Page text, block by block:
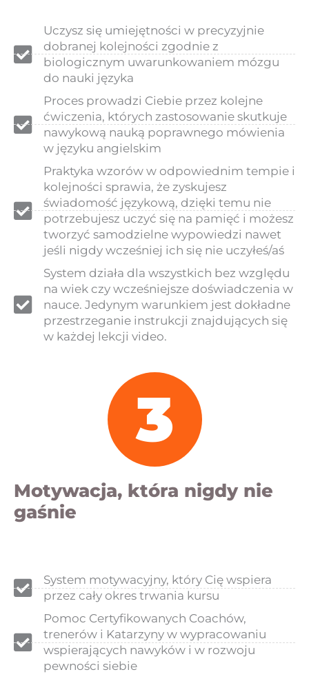
Uczysz się umiejętności w precyzyjnie
dobranej kolejności zgodnie z
biologicznym uwarunkowaniem mózgu
do nauki języka
Proces prowadzi Ciebie przez kolejne
ćwiczenia, których zastosowanie skutkuje
nawykową nauką poprawnego mówienia
w języku angielskim
Praktyka wzorów w odpowiednim tempie i
kolejności sprawia, że zyskujesz
świadomość językową, dzięki temu nie
potrzebujesz uczyć się na pamięć i możesz
tworzyć samodzielne wypowiedzi nawet
jeśli nigdy wcześniej ich się nie uczyłeś/aś
System działa dla wszystkich bez względu
na wiek czy wcześniejsze doświadczenia w
nauce. Jedynym warunkiem jest dokładne
przestrzeganie instrukcji znajdujących się
w każdej lekcji video.
3
Motywacja, która nigdy nie
gaśnie
System motywacyjny, który Cię wspiera
przez cały okres trwania kursu
Pomoc Certyfikowanych Coachów,
trenerów i Katarzyny w wypracowaniu
wspierających nawyków i w rozwoju
pewności siebie